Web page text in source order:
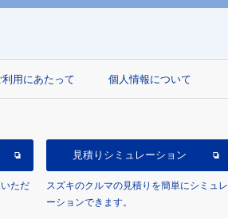
利用にあたって 個人情報について
ただ
見積り シミュレーション
スズキのクルマの見積りを簡単にシミュレ
ーションできます。